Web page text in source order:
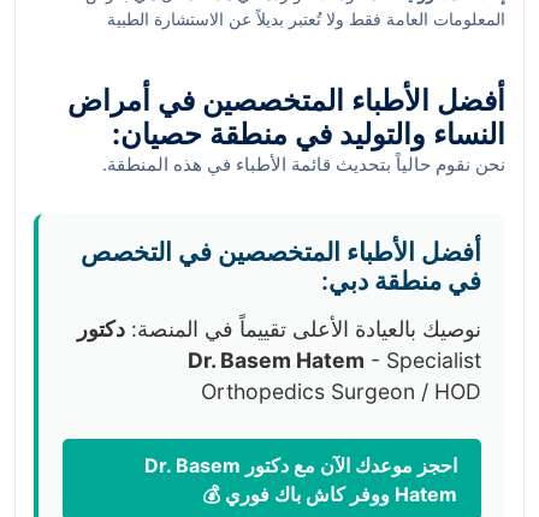
المعلومات العامة فقط ولا تُعتبر بديلاً عن الاستشارة الطبية
أفضل الأطباء المتخصصين في أمراض
النساء والتوليد في منطقة حصيان:
نحن نقوم حالياً بتحديث قائمة الأطباء في هذه المنطقة.
أفضل الأطباء المتخصصين في التخصص
في منطقة دبي:
نوصيك بالعيادة الأعلى تقييماً في المنصة: دكتور
Dr. Basem Hatem - Specialist
Orthopedics Surgeon / HOD
احجز موعدك الآن مع دكتور Dr. Basem
Hatem ووفر كاش باك فوري 💰